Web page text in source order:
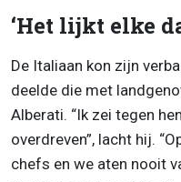
‘Het lijkt elke
De Italiaan kon zijn
deelde die met
Alberati. “Ik zei tegen
overdreven”, lacht hij.
chefs en we aten nooit